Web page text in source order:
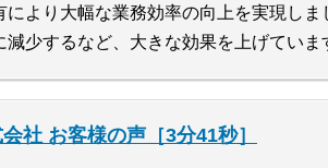
により大幅な業務効率の向上を実現し
減少するなど、大きな効果を上げていま
社 お客様の声［3分41秒］